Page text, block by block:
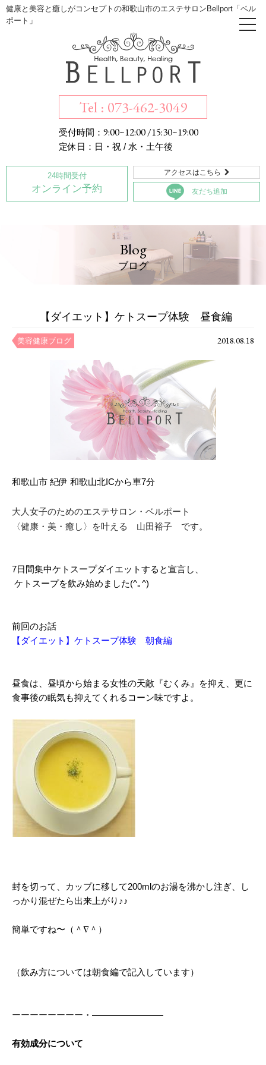
健康と美容と癒しがコンセプトの和歌山市のエステサロンBellport「ベル
ポート」
Tel : 073-462-3049
受付時間： 9:00~12:00 /15:30~19:00
定休日：日・祝 / 水・土午後
24時間受付
オンライン予約
アクセスはこちら 
友だち追加
Blog
ブログ
【ダイエット】ケトスープ体験 昼食編
美容健康ブログ 2018.08.18
和歌山市 紀伊 和歌山北ICから車7分
大人女子のためのエステサロン・ベルポート
〈健康・美・癒し〉を叶える 山田裕子 です。
7日間集中ケトスープダイエットすると宣言し、
ケトスープを飲み始めました(^｡^)
前回のお話
【 ダイエット】ケトスープ体験 朝食編
昼食は、昼頃から始まる女性の天敵『むくみ』を抑え、更に
食事後の眠気も抑えてくれるコーン味ですよ。
封を切って、カップに移して200mlのお湯を沸かし注ぎ、し
っかり混ぜたら出来上がり♪♪
簡単ですね〜（＾∇＾）
（飲み方については朝食編で記入しています）
ーーーーーーーー・――――――――
有効成分について